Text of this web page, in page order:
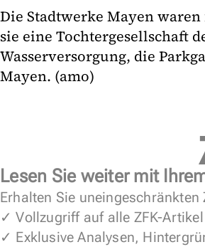
Die Stadtwerke Mayen
sie eine Tochtergesellschaft
Wasserversorgung, die
Mayen. (amo)
Lesen Sie weiter mit
Erhalten Sie
✓ Vollzugriff auf alle ZFK-
✓ Exklusive Analysen,